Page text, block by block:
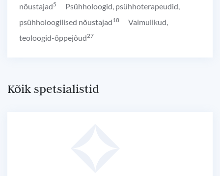
nõustajad5
Psühholoogid, psühhoterapeudid,
psühholoogilised nõustajad18
Vaimulikud,
teoloogid-õppejõud27
Kõik spetsialistid